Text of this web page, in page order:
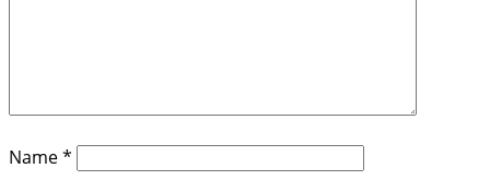
Name*